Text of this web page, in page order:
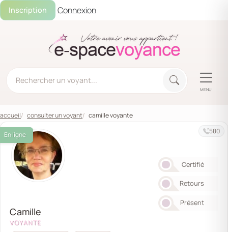
Inscription Connexion
MENU
accueil consulter un voyant camille voyante
En ligne 580
Certifié
Retours
Présent
Camille
VOYANTE